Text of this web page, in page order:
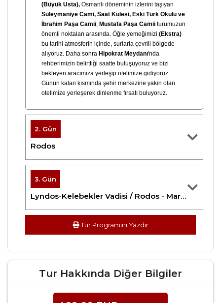
(Büyük Usta), Osmanlı döneminin izlerini taşıyan
Süleymaniye Cami, Saat Kulesi, Eski Türk Okulu ve
İbrahim Paşa Camii, Mustafa Paşa Camii turumuzun
önemli noktaları arasında. Öğle yemeğimizi (Ekstra)
bu tarihi atmosferin içinde, surlarla çevrili bölgede
alıyoruz. Daha sonra Hipokrat Meydanı'nda
rehberimizin belirttiği saatte buluşuyoruz ve bizi
bekleyen aracımıza yerleşip otelimize gidiyoruz.
Günün kalan kısmında şehir merkezine yakın olan
otelimize yerleşerek dinlenme fırsatı buluyoruz.
2. Gün
Rodos
3. Gün
Lyndos-Kelebekler Vadisi / Rodos - Marmaris
Tur Programını Yazdır
Tur Hakkında Diğer Bilgiler